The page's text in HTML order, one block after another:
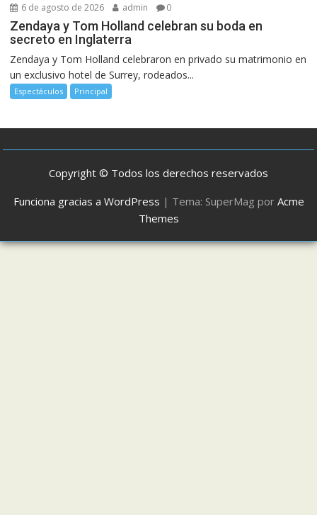
6 de agosto de 2026 admin 0
Zendaya y Tom Holland celebran su boda en
secreto en Inglaterra
Zendaya y Tom Holland celebraron en privado su matrimonio en
un exclusivo hotel de Surrey, rodeados...
Espectáculos Principal
Copyright © Todos los derechos reservados
Funciona gracias a WordPress | Tema: SuperMag por Acme
Themes